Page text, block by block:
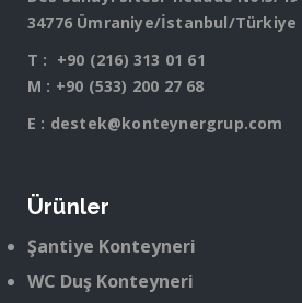
34776 Ümraniye/İstanbul/Türkiye
T : +90 (216) 313 01 61
M : +90 (533) 200 27 68
E : destek@konteynergrup.com
Ürünler
Şantiye Konteyneri
WC Duş Konteyneri